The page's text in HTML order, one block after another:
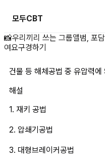
모두CBT
건물 등 해체공
📸우리끼리 쓰는 그룹앨범, 포담
여요구경하기
건물 등 해체공법 중 유압력
해설
1. 재키 공법
2. 압쇄기공법
3. 대형브레이커공법